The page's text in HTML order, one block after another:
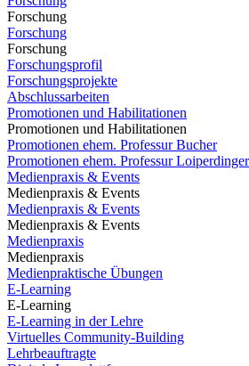
Forschung
Forschung
Forschung
Forschungsprofil
Forschungsprojekte
Abschlussarbeiten
Promotionen und Habilitationen
Promotionen und Habilitationen
Promotionen ehem. Professur Bucher
Promotionen ehem. Professur Loiperdinger
Medienpraxis & Events
Medienpraxis & Events
Medienpraxis & Events
Medienpraxis & Events
Medienpraxis
Medienpraxis
Medienpraktische Übungen
E-Learning
E-Learning
E-Learning in der Lehre
Virtuelles Community-Building
Lehrbeauftragte